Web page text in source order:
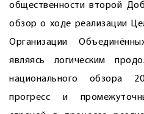
общественности второй
обзор о ходе реализации
Организации
являясь логическим
национального обзора
прогресс и